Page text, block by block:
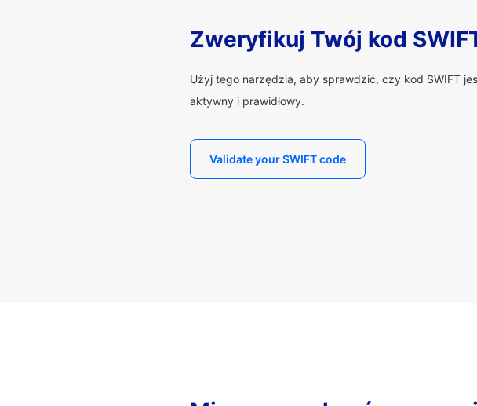
Zweryfikuj Twój kod
Użyj tego narzędzia, aby sprawdzić, czy kod SWIFT
aktywny i prawidłowy.
Validate your SWIFT code